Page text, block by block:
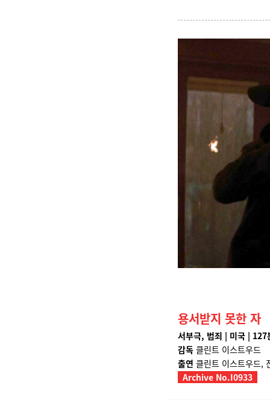
용서받지 못한 자
서부극, 범죄 | 미국 |
감독 클린트 이스트우드
출연 클린트 이스트우드,
Archive No.I0933